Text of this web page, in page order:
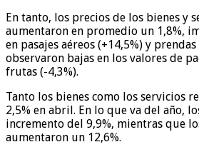
En tanto, los precios de los bienes y
aumentaron en promedio un 1,8%,
en pasajes aéreos (+14,5%) y
observaron bajas en los valores de
frutas (-4,3%).
Tanto los bienes como los servicios
2,5% en abril. En lo que va del año,
incremento del 9,9%, mientras que
aumentaron un 12,6%.